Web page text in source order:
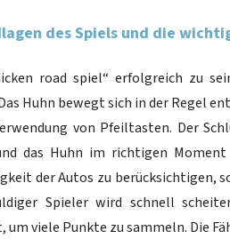
des Spiels und die
road spiel“ erfolgreich zu
Huhn bewegt sich in der Regel
von Pfeiltasten. Der
das Huhn im richtigen
der Autos zu berücksichtigen,
Spieler wird schnell
um viele Punkte zu sammeln. Die